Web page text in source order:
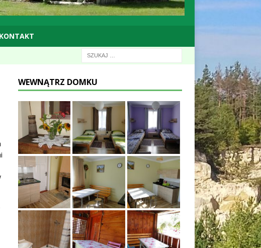
KONTAKT
WEWNĄTRZ DOMKU